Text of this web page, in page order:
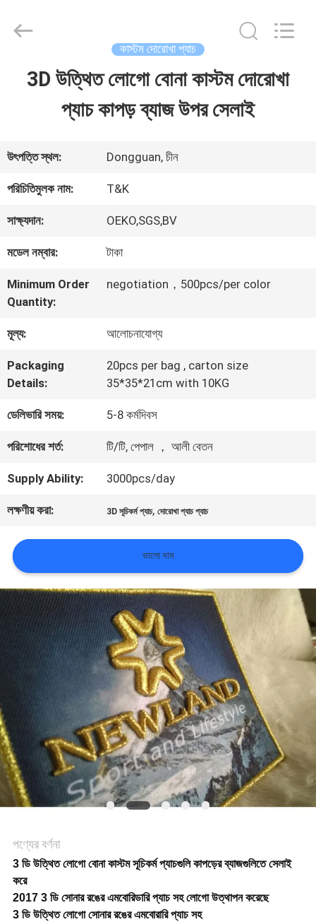
আমাদের
সম্পর্কে
কারখানা
ভ্রমণ
মান
নিয়ন্ত্রণ
আমাদের
সাথে
যোগাযোগ
করুন
খবর
সব
ক্ষেত্রেই
VR
SHOW
সাইট
ম্যাপ
গোপনীয়তা
নীতি
Garment
Accessories
Reserved.
কাস্টম দোরোখা প্যাচ
3D উত্থিত লোগো বোনা কাস্টম দোরোখা
প্যাচ কাপড় ব্যাজ উপর সেলাই
উৎপত্তি স্থল: Dongguan, চীন
পরিচিতিমুলক নাম: T&K
সাক্ষ্যদান: OEKO,SGS,BV
মডেল নম্বার: টাকা
Minimum Order
Quantity:
negotiation，500pcs/per color
মূল্য: আলোচনাযোগ্য
Packaging
Details:
20pcs per bag , carton size
35*35*21cm with 10KG
ডেলিভারি সময়: 5-8 কর্মদিবস
পরিশোধের শর্ত: টি/টি, পেপাল ， আলী বেতন
Supply Ability: 3000pcs/day
লক্ষণীয় করা: 3D সূচিকর্ম প্যাচ,দোরোখা প্যাচ প্যাচ
ভালো দাম
পণ্যের বর্ণনা
3 ডি উত্থিত লোগো বোনা কাস্টম সূচিকর্ম প্যাচগুলি কাপড়ের ব্যাজগুলিতে সেলাই
করে
2017 3 ডি সোনার রঙের এমবোরিডারি প্যাচ সহ লোগো উত্থাপন করেছে
3 ডি উত্থিত লোগো সোনার রঙের এমবোরারি প্যাচ সহ